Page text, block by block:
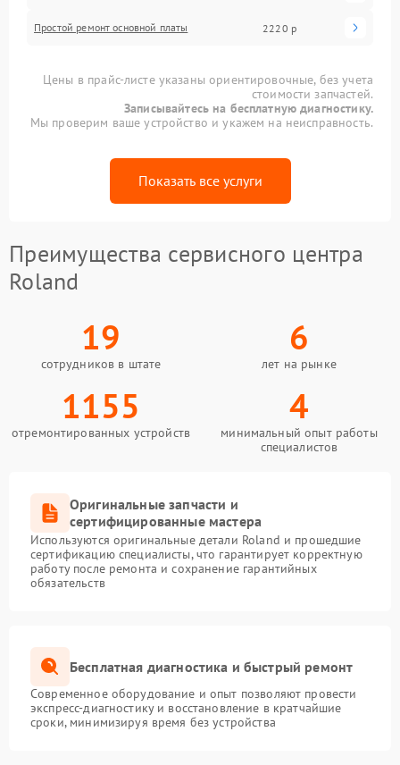
Простой ремонт основной платы 2220 р
Цены в прайс-листе указаны ориентировочные, без учета
стоимости запчастей.
Записывайтесь на бесплатную диагностику.
Мы проверим ваше устройство и укажем на неисправность.
Показать все услуги
Преимущества сервисного центра
Roland
19
сотрудников в штате
6
лет на рынке
1155
отремонтированных устройств
4
минимальный опыт работы
специалистов
Оригинальные запчасти и
сертифицированные мастера
Используются оригинальные детали Roland и прошедшие
сертификацию специалисты, что гарантирует корректную
работу после ремонта и сохранение гарантийных
обязательств
Бесплатная диагностика и быстрый ремонт
Современное оборудование и опыт позволяют провести
экспресс-диагностику и восстановление в кратчайшие
сроки, минимизируя время без устройства